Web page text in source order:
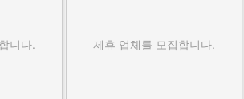
니다. 제휴 업체를 모집합니다.